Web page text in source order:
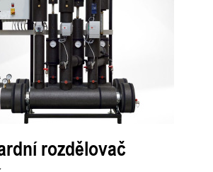
rozdělovač